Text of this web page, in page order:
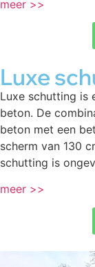
meer >>
Luxe
Luxe schutting is
beton. De
beton met een
scherm van 130
schutting is
meer >>